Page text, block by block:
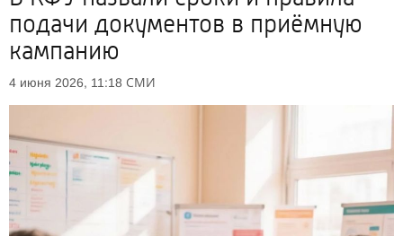
подачи документов в приёмную
кампанию
4 июня 2026, 11:18 СМИ